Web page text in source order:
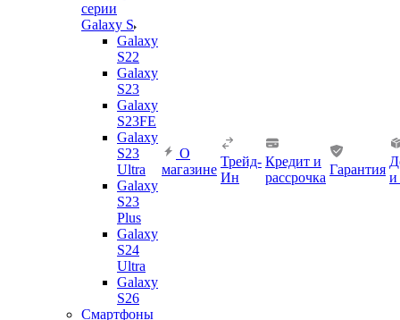
серии
Galaxy S
Galaxy
S22
Galaxy
S23
Galaxy
S23FE
Galaxy
S23
Ultra
Galaxy
S23
Plus
Galaxy
S24
Ultra
Galaxy
S26
Смартфоны
О
магазине
Трейд-
Ин
Кредит и
рассрочка
Гарантия
и